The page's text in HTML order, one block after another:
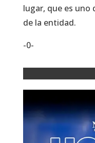
lugar, que es uno
de la entidad.
-0-